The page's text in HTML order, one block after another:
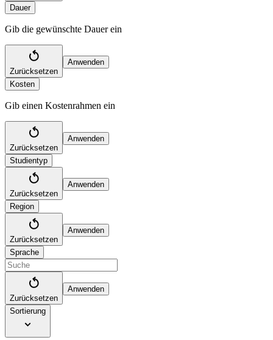
Dauer
Gib die gewünschte Dauer ein
Zurücksetzen
Anwenden
Kosten
Gib einen Kostenrahmen ein
Zurücksetzen
Anwenden
Studientyp
Zurücksetzen
Anwenden
Region
Zurücksetzen
Anwenden
Sprache
Zurücksetzen
Anwenden
Sortierung